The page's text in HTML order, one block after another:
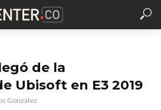
de la
Ubisoft en E3 2019
González